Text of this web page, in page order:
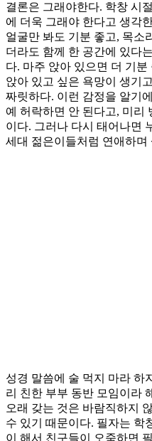
결론은 그래야한다. 학창 시
에 더욱 그래야 한다고 생각
얼굴만 봐도 기분 좋고, 목소
더라도 함께 한 공간에 있다
다. 마주 앉아 있으면 더 기분
앉아 있고 싶은 욕망이 생기
짜릿하다. 이런 감정을 알기
예 허락하면 안 된다고, 미리
이다. 그러나 다시 태어나면
세대 젊은이들처럼 연애하며
성경 말씀에 술 먹지 마라 하
리 친한 부부 동반 모임이라
오래 갖는 것은 바람직하지
수 있기 때문이다. 필자는 학
이 해서 친구들이 오죽하면